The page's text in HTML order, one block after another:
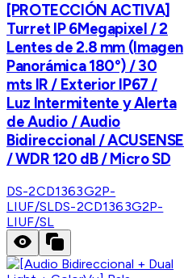
[PROTECCIÓN ACTIVA]
Turret IP 6Megapixel / 2
Lentes de 2.8 mm (Imagen
Panorámica 180°) / 30
mts IR / Exterior IP67 /
Luz Intermitente y Alerta
de Audio / Audio
Bidireccional / ACUSENSE
/ WDR 120 dB / Micro SD
DS-2CD1363G2P-
LIUF/SLDS-2CD1363G2P-
LIUF/SL